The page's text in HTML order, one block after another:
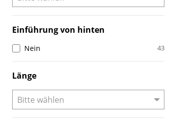
Einführung von hinten
Nein 43
Länge